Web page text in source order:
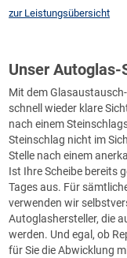
zur Leistungsübersicht
Unser Autoglas-
Mit dem
schnell wieder klare
nach einem
Steinschlag nicht im
Stelle nach einem
Ist Ihre Scheibe bereits
Tages aus. Für
verwenden wir
Autoglashersteller, die
werden. Und egal, ob
für Sie die Abwicklung